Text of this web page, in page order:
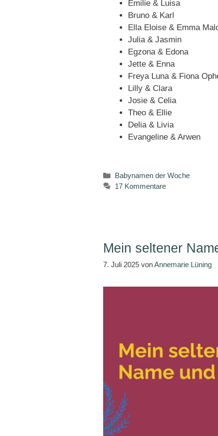
Emilie & Luisa
Bruno & Karl
Ella Eloise & Emma
Julia & Jasmin
Egzona & Edona
Jette & Enna
Freya Luna & Fiona
Lilly & Clara
Josie & Celia
Theo & Ellie
Delia & Livia
Evangeline & Arwen
Kategorien
Babynamen der Woche
17 Kommentare
Mein seltener
7. Juli 2025 vonAnnemarie Lüning